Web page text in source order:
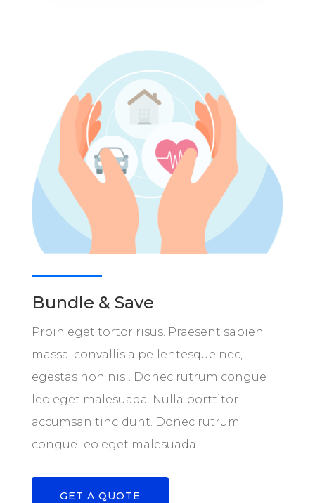
Bundle & Save
Proin eget tortor risus. Praesent sapien
massa, convallis a pellentesque nec,
egestas non nisi. Donec rutrum congue
leo eget malesuada. Nulla porttitor
accumsan tincidunt. Donec rutrum
congue leo eget malesuada.
GET A QUOTE